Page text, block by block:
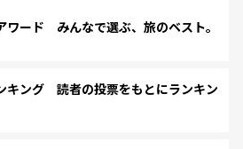
ワード みんなで選ぶ、旅のベスト。
キング 読者の投票をもとにランキン